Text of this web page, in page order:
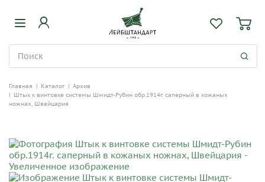
Главная | Каталог | Архив
| Штык к винтовке системы Шмидт-Рубин обр.1914г. саперный в кожаных
ножнах, Швейцария